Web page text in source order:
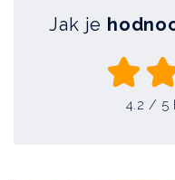
doc. JUDr. PhDr. Zdeněk
Jak je
4.2 / 5